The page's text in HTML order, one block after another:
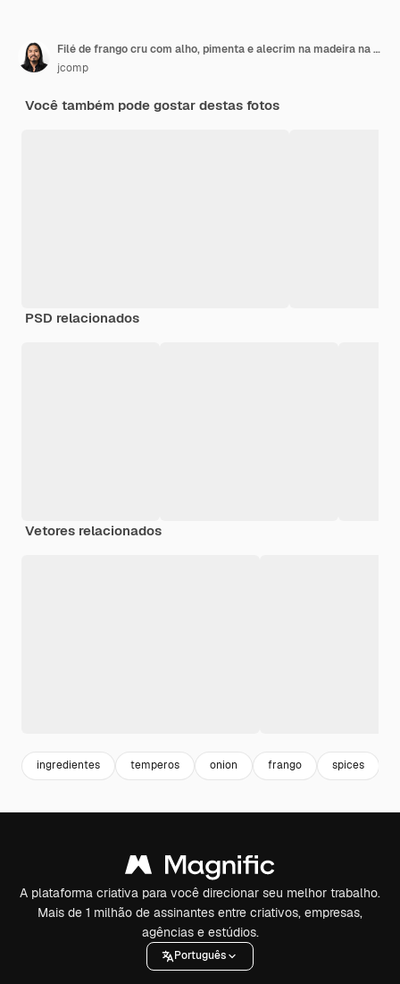
Filé de frango cru com alho, pimenta e alecrim na madeira na tábua.
jcomp
Você também pode gostar destas fotos
PSD relacionados
Vetores relacionados
ingredientes temperos onion frango spices
A plataforma criativa para você direcionar seu melhor trabalho.
Mais de 1 milhão de assinantes entre criativos, empresas,
agências e estúdios.
Português